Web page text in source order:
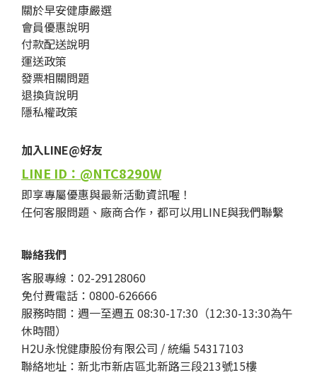
關於早安健康嚴選
會員優惠說明
付款配送說明
運送政策
發票相關問題
退換貨說明
隱私權政策
加入LINE@好友
LINE ID：@NTC8290W
即享專屬優惠與最新活動資訊喔！
任何客服問題、廠商合作，都可以用LINE與我們聯繫
聯絡我們
客服專線：02-29128060
免付費電話：0800-626666
服務時間：週一至週五 08:30-17:30（12:30-13:30為午
休時間）
H2U永悅健康股份有限公司 / 統編 54317103
聯絡地址：新北市新店區北新路三段213號15樓